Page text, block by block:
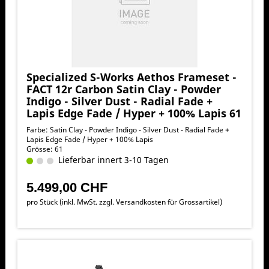
Specialized S-Works Aethos Frameset -
FACT 12r Carbon Satin Clay - Powder
Indigo - Silver Dust - Radial Fade +
Lapis Edge Fade / Hyper + 100% Lapis 61
Farbe: Satin Clay - Powder Indigo - Silver Dust - Radial Fade +
Lapis Edge Fade / Hyper + 100% Lapis
Grösse: 61
Lieferbar innert 3-10 Tagen
5.499,00 CHF
pro Stück (inkl. MwSt. zzgl.Versandkosten für Grossartikel)